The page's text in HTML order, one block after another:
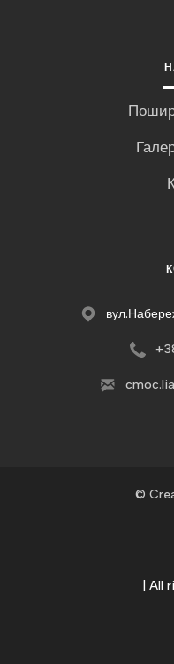
+3
c
©
| All